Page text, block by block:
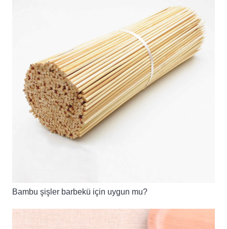
Bambu şişler barbekü için uygun mu?